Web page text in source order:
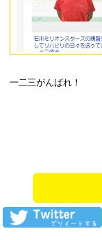
一二三がんばれ！